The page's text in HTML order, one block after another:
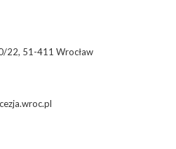
22, 51-411 Wrocław